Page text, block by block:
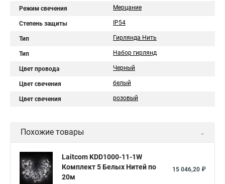
Режим свечения Мерцание
Степень защиты IP54
Тип Гирлянда Нить
Тип Набор гирлянд
Цвет провода Черный
Цвет свечения белый
Цвет свечения розовый
Похожие товары
Laitcom KDD1000-11-1W
Комплект 5 Белых Нитей по
20м
15 046,20 ₽